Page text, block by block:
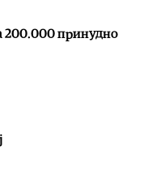
200.000 принудно